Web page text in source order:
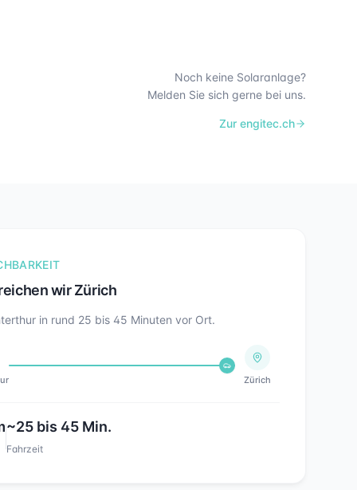
Noch keine Solaranlage?
Melden Sie sich gerne bei uns.
Zur engitec.ch
wirZürich
in rund 25 bis 45 Minuten vor Ort.
Zürich
~25 bis 45Min.
Fahrzeit